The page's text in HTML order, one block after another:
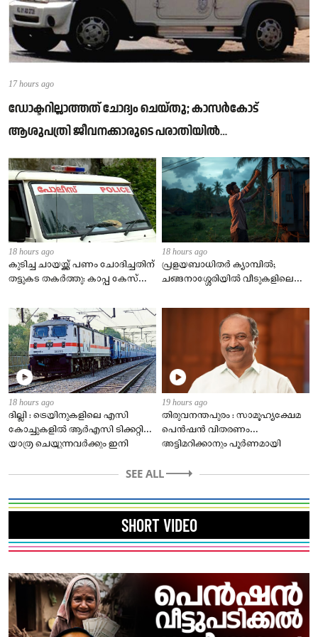
18 hours ago
കുടിച്ച ചായയ്ക്ക് പണം ചോദിച്ചതിന്
തട്ടുകട തകർത്തു: കാപ്പ കേസ്
18 hours ago
പ്രളയബാധിതർ ക്യാമ്പിൽ;
ചങ്ങനാശ്ശേരിയിൽ വീടുകളിലെ
കെഎസ്ഇബി
17 hours ago
ഡോക്ടറില്ലാത്തത് ചോദ്യം ചെയ്തു; കാസർകോട്
ആശുപത്രി ജീവനക്കാരുടെ പരാതിയിൽ
നാട്ടുകാർക്കെതിരെ കേസ്
18 hours ago
ദില്ലി : ട്രെയിനുകളിലെ എസി
കോച്ചുകളിൽ ആർഎസി ടിക്കറ്റിൽ
യാത്ര ചെയ്യുന്നവർക്കും ഇനി
ഇതിനുള്ള ക്രമീകരണങ്ങൾ ഉടനടി
ആവശ്യപ്പെട്ട് റെയിൽവേ ബോർഡ്
എല്ലാ റെയിൽവേ
സോണുകൾക്കും സർക്കുലർ
അയച്ചു. എസി ചെയർ കാറുകൾ
ക്ലാസുകളിലെയും യാത്രക്കാർക്ക്
ഈ ആനുകൂല്യം ലഭിക്കും.
ഇതുവരെ ഒരു ബെർത്തിന് ഒരു
കമ്പിളിപ്പുതപ്പ് എന്ന
തോതിലായിരുന്നു വിതരണം
19 hours ago
തിരുവനന്തപുരം : സാമൂഹ്യക്ഷേമ
പെൻഷൻ വിതരണം
അട്ടിമറിക്കാനും പൂർണമായി
നടക്കുന്നതെന്ന് മുൻ ധനമന്ത്രി കെ
വീടുകളിലെത്തിക്കില്ലെന്ന ഉത്തരവ്
അടിയന്തരമായി
പിൻവലിക്കണമെന്ന്
ബാലഗോപാൽ ആവശ്യപ്പെട്ടു. ഈ
സാധാരണക്കാരായ മനുഷ്യരെയും
നേരിട്ട് ബാങ്കിൽ പോയി പണം
വാങ്ങാൻ കഴിയാത്തവരെയും
പ്രതികൂലമായി ബാധിക്കും.
പകുതിയോളം ആളുകൾ നേരിട്ട്
SEE ALL
SHORT VIDEO